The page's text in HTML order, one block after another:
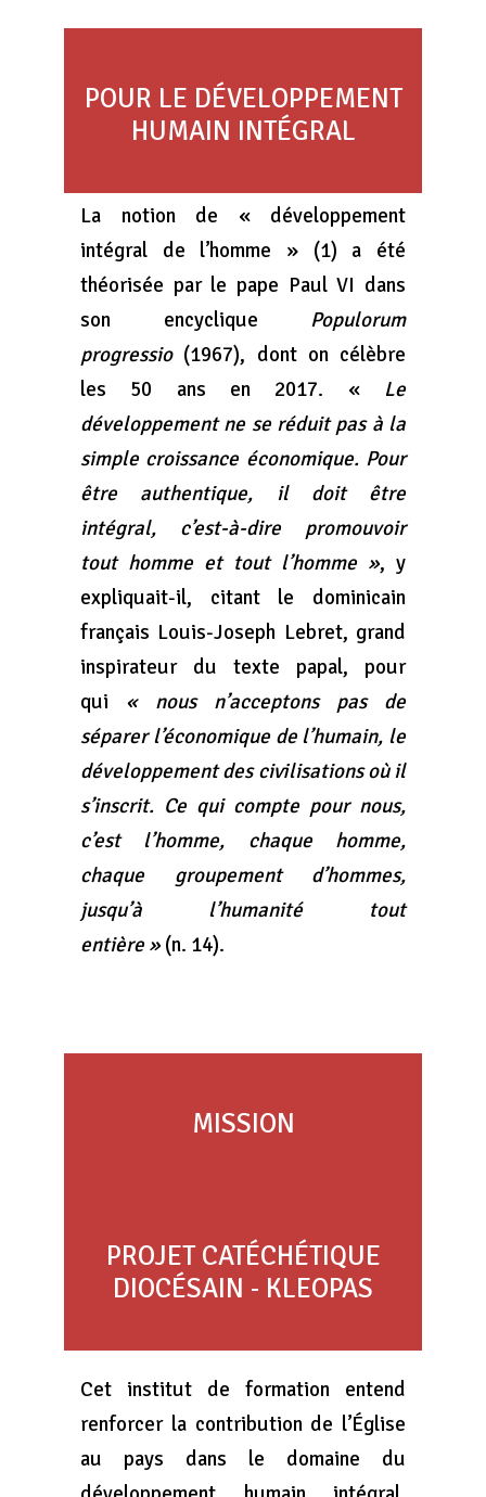
POUR LE DÉVELOPPEMENT
HUMAIN INTÉGRAL
La notion de « développement
intégral de l’homme » (1) a été
théorisée par le pape Paul VI dans
son encyclique Populorum
progressio (1967), dont on célèbre
les 50 ans en 2017. «Le
développement ne se réduit pas à la
simple croissance économique. Pour
être authentique, il doit être
intégral, c’est-à-dire promouvoir
tout homme et tout l’homme », y
expliquait-il, citant le dominicain
français Louis-Joseph Lebret, grand
inspirateur du texte papal, pour
qui « nous n’acceptons pas de
séparer l’économique de l’humain, le
développement des civilisations où il
s’inscrit. Ce qui compte pour nous,
c’est l’homme, chaque homme,
chaque groupement d’hommes,
jusqu’à l’humanité tout
entière »(n. 14).
MISSION
PROJET CATÉCHÉTIQUE
DIOCÉSAIN - KLEOPAS
Cet institut de formation entend
renforcer la contribution de l’Église
au pays dans le domaine du